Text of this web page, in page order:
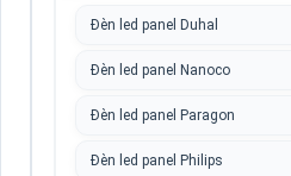
Đèn led panel Duhal
Đèn led panel Nanoco
Đèn led panel Paragon
Đèn led panel Philips